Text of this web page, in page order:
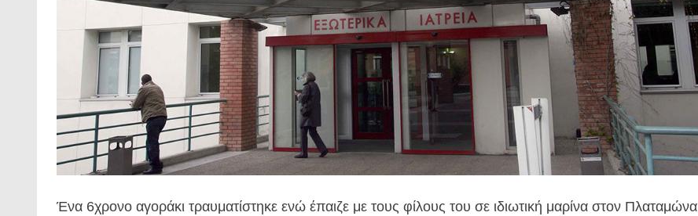
Ένα 6χρονο αγοράκι τραυματίστηκε ενώ έπαιζε με τους φίλους του σε ιδιωτική μαρίνα στον Πλαταμώνα